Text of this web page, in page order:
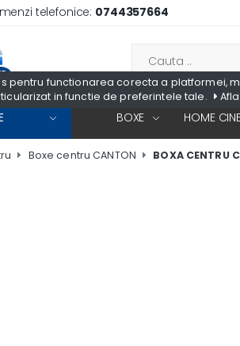
pentru functionarea corecta a platformei,
in functie de preferintele tale.
telefonice: 0744357664
BOXE HOME
Boxe centru CANTON BOXA CENTRU